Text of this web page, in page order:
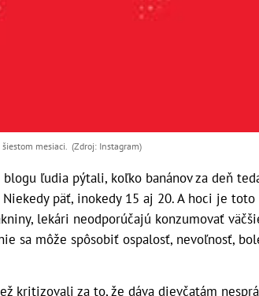
mesiaci. (Zdroj: Instagram)
blogu ľudia pýtali, koľko banánov za deň
päť, inokedy 15 aj 20. A hoci je
lekári neodporúčajú konzumovať
sa môže spôsobiť ospalosť, nevoľnosť,
kritizovali za to, že dáva dievčatám